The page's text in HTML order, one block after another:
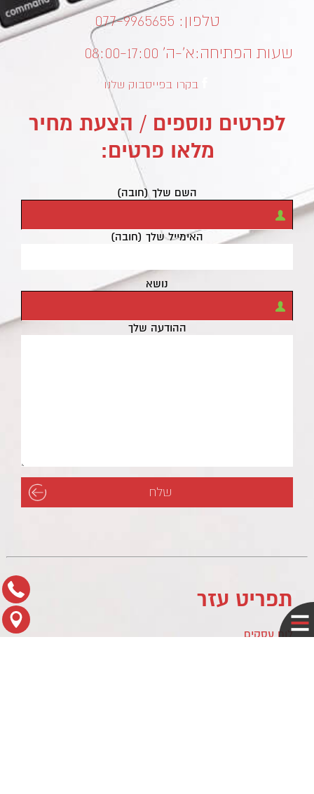
טלפון: 077-9965655
שעות הפתיחה:א’-ה’ 08:00-17:00
בקרו בפייסבוק שלנו
לפרטים נוספים / הצעת מחיר
מלאו פרטים:
השם שלך (חובה)
האימייל שלך (חובה)
נושא
ההודעה שלך
תפריט עזר
לוח עסקים